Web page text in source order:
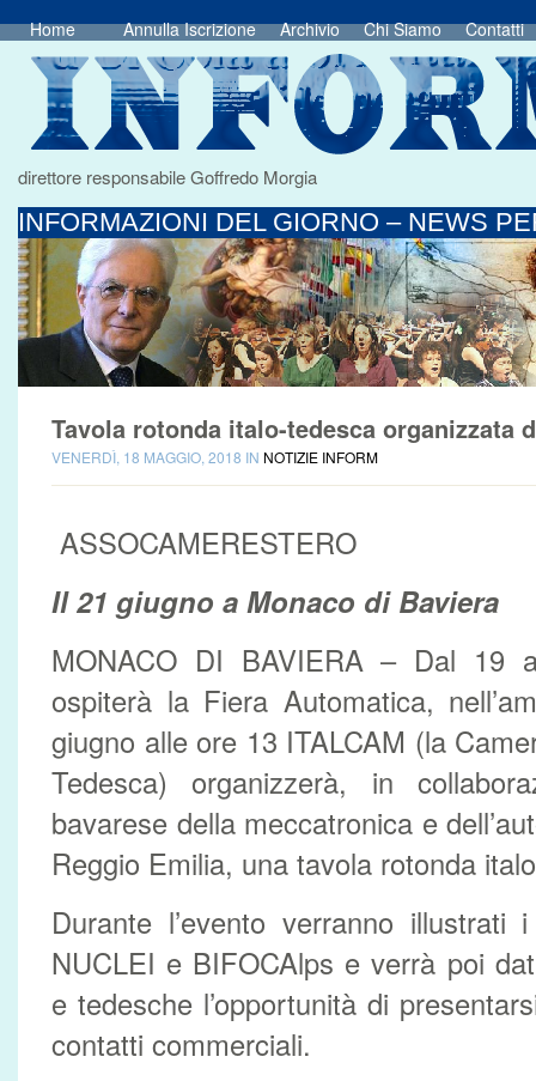
Home Annulla Iscrizione Archivio Chi Siamo Contatti
direttore responsabile Goffredo Morgia
INFORMAZIONI DEL GIORNO – NEWS
Tavola rotonda italo-tedesca organizzata
VENERDÌ, 18 MAGGIO, 2018 IN NOTIZIE INFORM
ASSOCAMERESTERO
Il 21 giugno a Monaco di Baviera
MONACO DI BAVIERA – Dal 19
ospiterà la Fiera Automatica,
giugno alle ore 13 ITALCAM (la
Tedesca) organizzerà, in
bavarese della meccatronica e
Reggio Emilia, una tavola rotonda
Durante l’evento verranno illustrati
NUCLEI e BIFOCAlps e verrà poi
e tedesche l’opportunità di
contatti commerciali.